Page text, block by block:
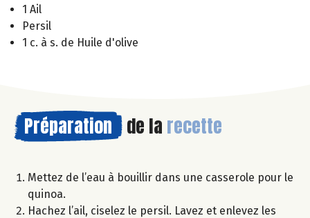
1 Ail
Persil
1 c. à s. de Huile d'olive
Préparation de la recette
Mettez de l’eau à bouillir dans une casserole pour le
quinoa.
Hachez l’ail, ciselez le persil. Lavez et enlevez les